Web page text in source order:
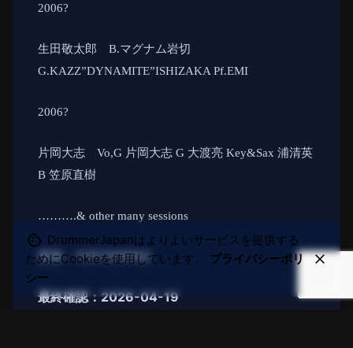
2006?
生田敬太郎 B.マグナム岩切
G.KAZZ”DYNAMITE”ISHIZAKA Pf.EMI
2006?
片岡大志 Vo,G 片岡大志 G 大渡亮 Key&Sax 浦清英
B 笠原直樹
……….& other many sessions
更新：1287289862
最終確認：2026-04-19
DrummerJapanはよりよいサービスを提供する
ためにCookieを使用しています。 プライバシーポリ
シー